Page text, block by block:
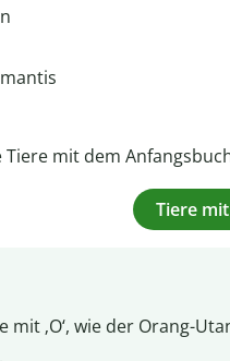
mit dem
Tiere mit
mit ‚O‘, wie der Orang-